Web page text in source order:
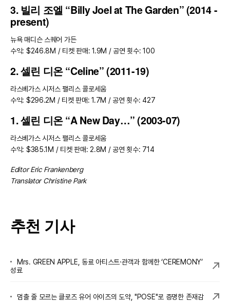
3. 빌리 조엘 “Billy Joel at The Garden” (2014 -
present)
뉴욕 매디슨 스퀘어 가든
수익: $246.8M / 티켓 판매: 1.9M / 공연 횟수: 100
2. 셀린 디온 “Celine” (2011-19)
라스베가스 시저스 팰리스 콜로세움
수익: $296.2M / 티켓 판매: 1.7M / 공연 횟수: 427
1. 셀린 디온 “A New Day…” (2003-07)
라스베가스 시저스 팰리스 콜로세움
수익: $385.1M / 티켓 판매: 2.8M / 공연 횟수: 714
Editor Eric Frankenberg
Translator Christine Park
추천 기사
Mrs. GREEN APPLE, 동료 아티스트·관객과 함께한 ‘CEREMONY’
성료
멈출 줄 모르는 클로즈 유어 아이즈의 도약, "POSE"로 증명한 존재감